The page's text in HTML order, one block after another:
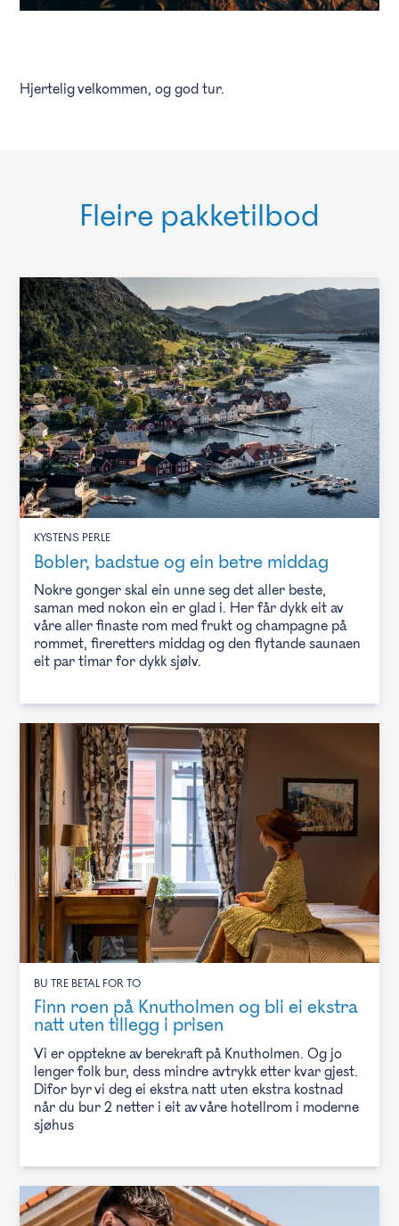
Hjertelig velkommen, og god tur.
Fleire pakketilbod
KYSTENS PERLE
Bobler, badstue og ein betre middag
Nokre gonger skal ein unne seg det aller beste,
saman med nokon ein er glad i. Her får dykk eit av
våre aller finaste rom med frukt og champagne på
rommet, fireretters middag og den flytande saunaen
eit par timar for dykk sjølv.
BU TRE BETAL FOR TO
Finn roen på Knutholmen og bli ei ekstra
natt uten tillegg i prisen
Vi er opptekne av berekraft på Knutholmen. Og jo
lenger folk bur, dess mindre avtrykk etter kvar gjest.
Difor byr vi deg ei ekstra natt uten ekstra kostnad
når du bur 2 netter i eit av våre hotellrom i moderne
sjøhus